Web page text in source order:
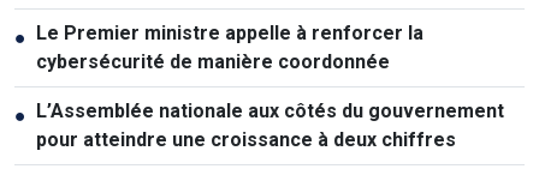
● Le Premier ministre appelle à renforcer la
cybersécurité de manière coordonnée
● L’Assemblée nationale aux côtés du gouvernement
pour atteindre une croissance à deux chiffres